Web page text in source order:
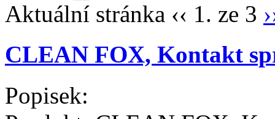
Aktuální stránka ‹‹ 1. ze 3
CLEAN FOX, Kontakt
Popisek: